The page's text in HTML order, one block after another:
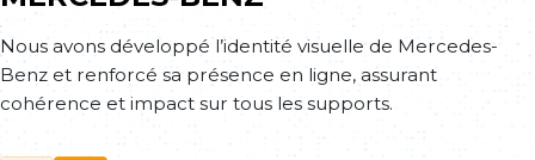
Nous avons développé l’identité visuelle de Mercedes-
Benz et renforcé sa présence en ligne, assurant
cohérence et impact sur tous les supports.